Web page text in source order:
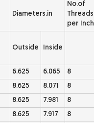
Diameters.in
No.of
Threads
per Inch
Outside Inside
6.625 6.065 8
8.625 8.071 8
8.625 7.981 8
8.625 7.917 8